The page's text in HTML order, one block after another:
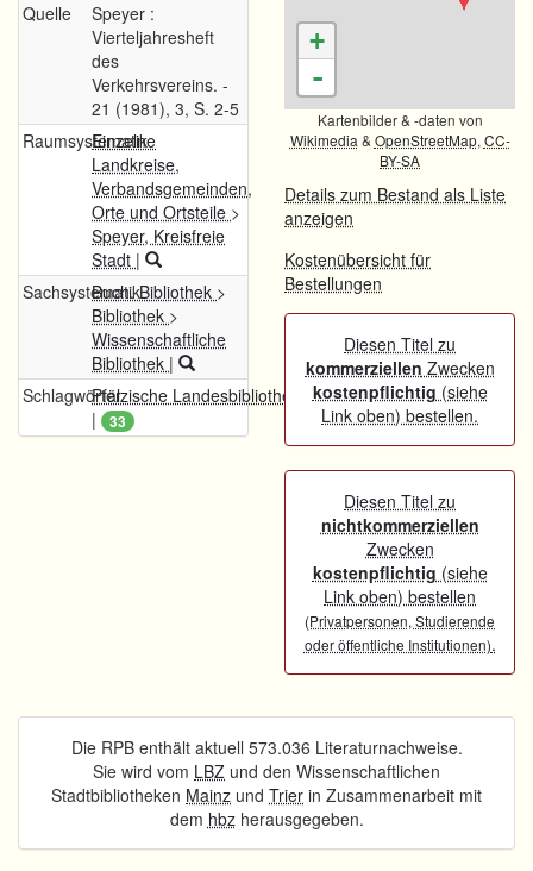
Quelle
Speyer :
Vierteljahresheft
des
Verkehrsvereins. -
21 (1981), 3, S. 2-5
Raumsystematik
Einzelne
Landkreise,
Verbandsgemeinden,
Orte und Ortsteile >
Speyer, Kreisfreie
Stadt |
SachsystematikBuch. Bibliothek >
Bibliothek >
Wissenschaftliche
Bibliothek |
SchlagwörterPfälzische Landesbibliothek
|
33
+
-
Kartenbilder & -daten von
Wikimedia & OpenStreetMap, CC-
BY-SA
Details zum Bestand als Liste
anzeigen
Kostenübersicht für
Bestellungen
Diesen Titel zu
kommerziellen Zwecken
kostenpflichtig (siehe
Link oben) bestellen.
Diesen Titel zu
nichtkommerziellen
Zwecken
kostenpflichtig (siehe
Link oben) bestellen
(Privatpersonen, Studierende
oder öffentliche Institutionen).
Die RPB enthält aktuell 573.036 Literaturnachweise.
Sie wird vom LBZ und den Wissenschaftlichen
Stadtbibliotheken Mainz und Trier in Zusammenarbeit mit
dem hbzherausgegeben.